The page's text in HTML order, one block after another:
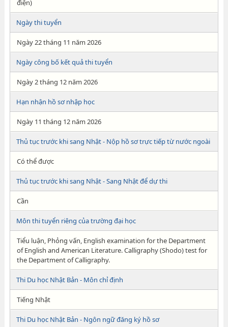
điện)
Ngày thi tuyển
Ngày 22 tháng 11 năm 2026
Ngày công bố kết quả thi tuyển
Ngày 2 tháng 12 năm 2026
Hạn nhận hồ sơ nhập học
Ngày 11 tháng 12 năm 2026
Thủ tục trước khi sang Nhật - Nộp hồ sơ trực tiếp từ nước ngoài
Có thể được
Thủ tục trước khi sang Nhật - Sang Nhật để dự thi
Cần
Môn thi tuyển riêng của trường đại học
Tiểu luận, Phỏng vấn, English examination for the Department
of English and American Literature. Calligraphy (Shodo) test for
the Department of Calligraphy.
Thi Du học Nhật Bản - Môn chỉ định
Tiếng Nhật
Thi Du học Nhật Bản - Ngôn ngữ đăng ký hồ sơ